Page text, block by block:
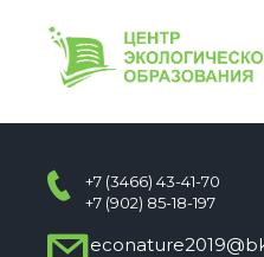
+7 (3466) 43-41-70
+7 (902) 85-18-197